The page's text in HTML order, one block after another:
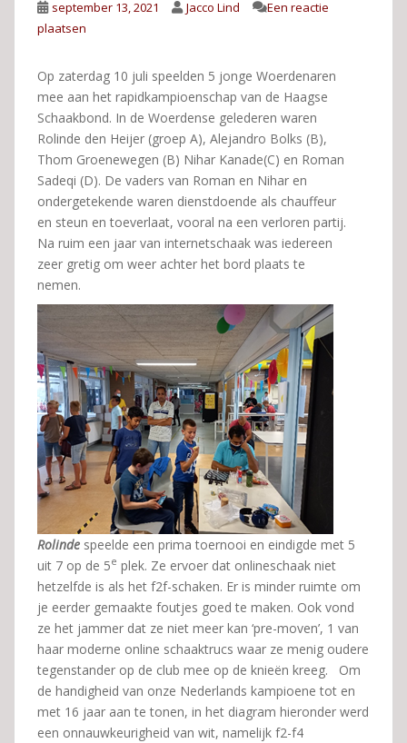
september 13, 2021 Jacco Lind
Een reactie
plaatsen
Op zaterdag 10 juli speelden 5 jonge Woerdenaren
mee aan het rapidkampioenschap van de Haagse
Schaakbond. In de Woerdense gelederen waren
Rolinde den Heijer (groep A), Alejandro Bolks (B),
Thom Groenewegen (B) Nihar Kanade(C) en Roman
Sadeqi (D). De vaders van Roman en Nihar en
ondergetekende waren dienstdoende als chauffeur
en steun en toeverlaat, vooral na een verloren partij.
Na ruim een jaar van internetschaak was iedereen
zeer gretig om weer achter het bord plaats te
nemen.
Rolinde speelde een prima toernooi en eindigde met 5
uit 7 op de 5e plek. Ze ervoer dat onlineschaak niet
hetzelfde is als het f2f-schaken. Er is minder ruimte om
je eerder gemaakte foutjes goed te maken. Ook vond
ze het jammer dat ze niet meer kan ‘pre-moven’, 1 van
haar moderne online schaaktrucs waar ze menig oudere
tegenstander op de club mee op de knieën kreeg. Om
de handigheid van onze Nederlands kampioene tot en
met 16 jaar aan te tonen, in het diagram hieronder werd
een onnauwkeurigheid van wit, namelijk f2-f4